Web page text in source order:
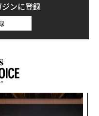
ンに登録